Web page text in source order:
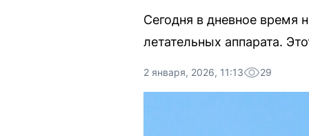
Сегодня в дневное
летательных аппарата.
2 января, 2026, 11:13 29